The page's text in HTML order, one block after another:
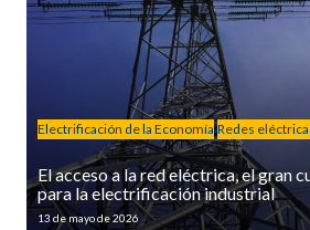
Electrificación de la Economía Redes
El acceso a la red eléctrica, el gran
para la electrificación industrial
13 de mayo de 2026